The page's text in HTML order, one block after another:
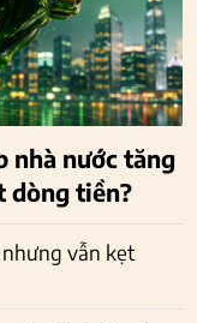
nhà nước tăng
dòng tiền?
vẫn kẹt